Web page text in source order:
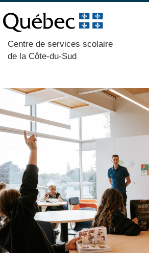
Centre de services scolaire
de la Côte-du-Sud